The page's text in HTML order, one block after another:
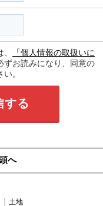
「個人情報の取扱いに
ずお読みになり、同意の
。
する
へ
土地